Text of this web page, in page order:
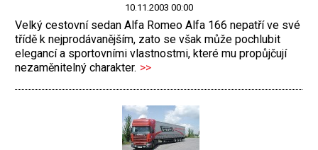
10.11.2003 00:00
Velký cestovní sedan Alfa Romeo Alfa 166 nepatří ve své
třídě k nejprodávanějším, zato se však může pochlubit
elegancí a sportovními vlastnostmi, které mu propůjčují
nezaměnitelný charakter. >>